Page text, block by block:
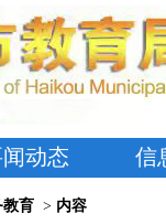
动态 信
教育 > 内容